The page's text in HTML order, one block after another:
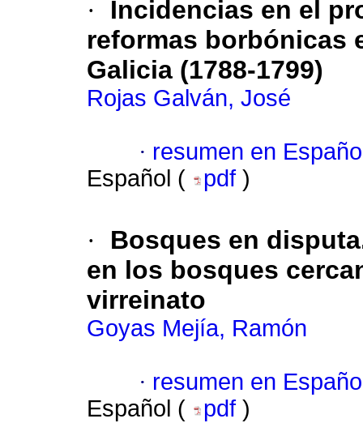
·
Incidencias en el
reformas borbónicas
Galicia (1788-1799)
Rojas Galván, José
· resumen en
Español (
pdf )
·
Bosques en
en los bosques
virreinato
Goyas Mejía, Ramón
· resumen en
Español (
pdf )